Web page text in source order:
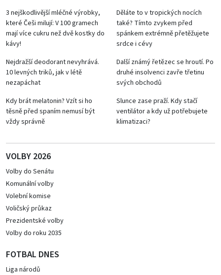
3 nejškodlivější mléčné výrobky,
které Češi milují: V 100 gramech
mají více cukru než dvě kostky do
kávy!
Děláte to v tropických nocích
také? Tímto zvykem před
spánkem extrémně přetěžujete
srdce i cévy
Nejdražší deodorant nevyhrává.
10 levných triků, jak v létě
nezapáchat
Další známý řetězec se hroutí. Po
druhé insolvenci zavře třetinu
svých obchodů
Kdy brát melatonin? Vzít si ho
těsně před spaním nemusí být
vždy správně
Slunce zase praží. Kdy stačí
ventilátor a kdy už potřebujete
klimatizaci?
VOLBY 2026
Volby do Senátu
Komunální volby
Volební komise
Voličský průkaz
Prezidentské volby
Volby do roku 2035
FOTBAL DNES
Liga národů